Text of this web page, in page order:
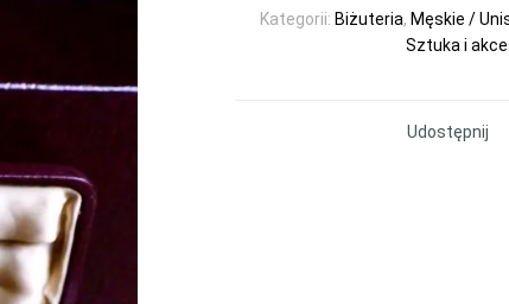
Kategorii: Biżuteria, Męskie /
Sztuka i
Udostępnij